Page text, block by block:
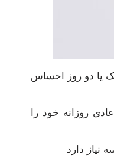
یا دو روز احساس
روزانه خود را
نیاز دارد